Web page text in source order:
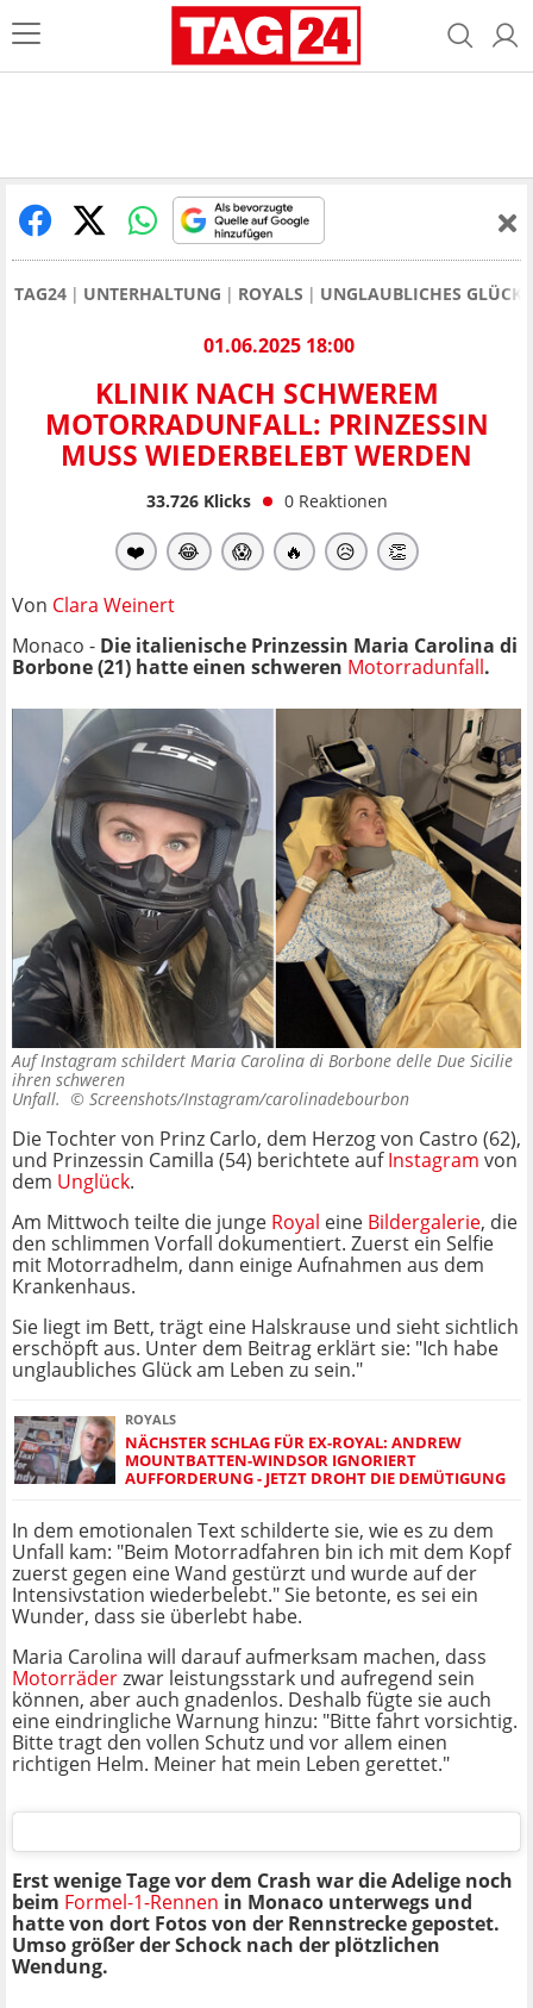
TAG24 UNTERHALTUNG ROYALS UNGLAUBLICHES GLÜCK
01.06.2025 18:00
KLINIK NACH SCHWEREM
MOTORRADUNFALL: PRINZESSIN
MUSS WIEDERBELEBT WERDEN
33.726Klicks 0 Reaktionen
❤️ 😂 😱 🔥 😥 👏
Von Clara Weinert
Monaco - Die italienische Prinzessin Maria Carolina di
Borbone (21) hatte einen schweren Motorradunfall.
Auf Instagram schildert Maria Carolina di Borbone delle Due Sicilie
ihren schweren
Unfall. © Screenshots/Instagram/carolinadebourbon
Die Tochter von Prinz Carlo, dem Herzog von Castro (62),
und Prinzessin Camilla (54) berichtete aufInstagram von
dem Unglück.
Am Mittwoch teilte die junge Royal eine Bildergalerie, die
den schlimmen Vorfall dokumentiert. Zuerst ein Selfie
mit Motorradhelm, dann einige Aufnahmen aus dem
Krankenhaus.
Sie liegt im Bett, trägt eine Halskrause und sieht sichtlich
erschöpft aus. Unter dem Beitrag erklärt sie: "Ich habe
unglaubliches Glück am Leben zu sein."
ROYALS
NÄCHSTER SCHLAG FÜR EX-ROYAL: ANDREW
MOUNTBATTEN-WINDSOR IGNORIERT
AUFFORDERUNG - JETZT DROHT DIE DEMÜTIGUNG
In dem emotionalen Text schilderte sie, wie es zu dem
Unfall kam: "Beim Motorradfahren bin ich mit dem Kopf
zuerst gegen eine Wand gestürzt und wurde auf der
Intensivstation wiederbelebt." Sie betonte, es sei ein
Wunder, dass sie überlebt habe.
Maria Carolina will darauf aufmerksam machen, dass
Motorräderzwar leistungsstark und aufregend sein
können, aber auch gnadenlos. Deshalb fügte sie auch
eine eindringliche Warnung hinzu: "Bitte fahrt vorsichtig.
Bitte tragt den vollen Schutz und vor allem einen
richtigen Helm. Meiner hat mein Leben gerettet."
Erst wenige Tage vor dem Crash war die Adelige noch
beim Formel-1-Rennen in Monaco unterwegs und
hatte von dort Fotos von der Rennstrecke gepostet.
Umso größer der Schock nach der plötzlichen
Wendung.